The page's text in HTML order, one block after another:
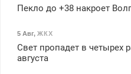
Пекло до +38 накроет
5 Авг, ЖКХ
Свет пропадет в четырех
августа